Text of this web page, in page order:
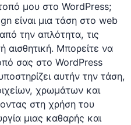
μου στο WordPress;
είναι μια τάση στο web
την απλότητα, τις
αισθητική. Μπορείτε να
σας στο WordPress
αυτήν την τάση,
χρωμάτων και
στη χρήση του
μιας καθαρής και